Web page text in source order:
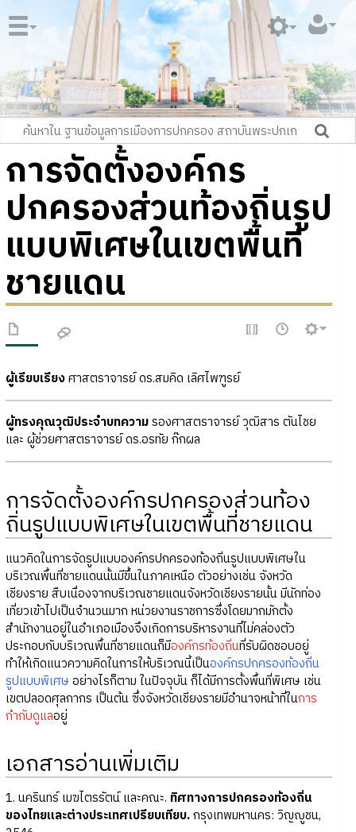
การจัดตั้งองค์กร
ปกครองส่วนท้องถิ่นรูป
แบบพิเศษในเขตพื้นที่
ชายแดน
ผู้เรียบเรียงศาสตราจารย์ ดร.สมคิด เลิศไพฑูรย์
ผู้ทรงคุณวุฒิประจำบทความรองศาสตราจารย์ วุฒิสาร ตันไชย
และ ผู้ช่วยศาสตราจารย์ ดร.อรทัย ก๊กผล
การจัดตั้งองค์กรปกครองส่วนท้อง
ถิ่นรูปแบบพิเศษในเขตพื้นที่ชายแดน
แนวคิดในการจัดรูปแบบองค์กรปกครองท้องถิ่นรูปแบบพิเศษใน
บริเวณพื้นที่ชายแดนนั้นมีขึ้นในภาคเหนือ ตัวอย่างเช่น จังหวัด
เชียงราย สืบเนื่องจากบริเวณชายแดนจังหวัดเชียงรายนั้น มีนักท่อง
เที่ยวเข้าไปเป็นจำนวนมาก หน่วยงานราชการซึ่งโดยมากมักตั้ง
สำนักงานอยู่ในอำเภอเมืองจึงเกิดการบริหารงานที่ไม่คล่องตัว
ประกอบกับบริเวณพื้นที่ชายแดนก็มีองค์กรท้องถิ่นที่รับผิดชอบอยู่
ทำให้เกิดแนวความคิดในการให้บริเวณนี้เป็นองค์กรปกครองท้องถิ่น
รูปแบบพิเศษอย่างไรก็ตาม ในปัจจุบัน ก็ได้มีการตั้งพื้นที่พิเศษ เช่น
เขตปลอดศุลกากร เป็นต้น ซึ่งจังหวัดเชียงรายมีอำนาจหน้าที่ในการ
กำกับดูแลอยู่
เอกสารอ่านเพิ่มเติม
1. นครินทร์ เมฆไตรรัตน์ และคณะ. ทิศทางการปกครองท้องถิ่น
ของไทยและต่างประเทศเปรียบเทียบ.กรุงเทพมหานคร: วิญญูชน,